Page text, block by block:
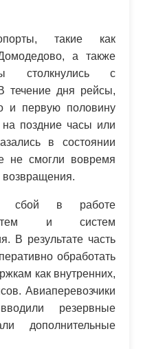
такие как
а также
столкнулись с
течение дня рейсы,
и первую половину
поздние часы или
в состоянии
не смогли вовремя
возвращения.
сбой в работе
и систем
В результате часть
обработать
как внутренних,
Авиаперевозчики
резервные
дополнительные